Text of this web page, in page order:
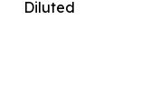
Diluted